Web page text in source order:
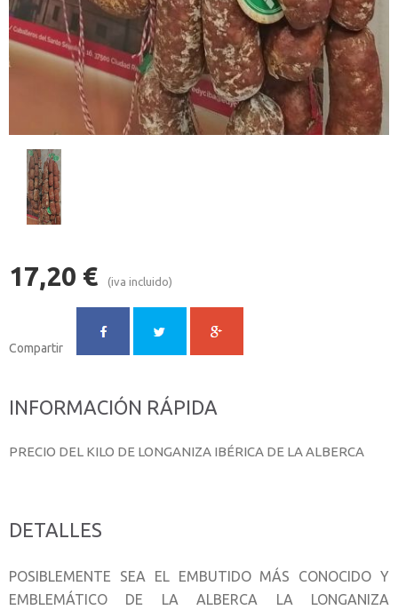
17,20 € (iva incluido)
Compartir
INFORMACIÓN RÁPIDA
PRECIO DEL KILO DE LONGANIZA IBÉRICA DE LA ALBERCA
DETALLES
POSIBLEMENTE SEA EL EMBUTIDO MÁS CONOCIDO Y
EMBLEMÁTICO DE LA ALBERCA LA LONGANIZA